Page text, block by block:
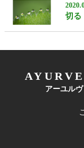
切る
アーユル